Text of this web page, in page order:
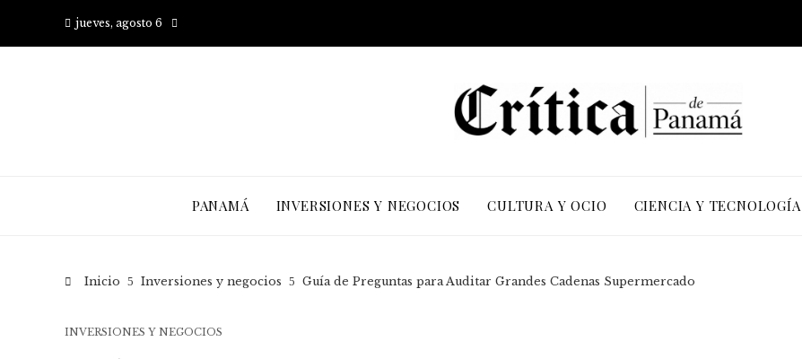
jueves, agosto 6
PANAMÁ INVERSIONES Y NEGOCIOS CULTURA Y OCIO CIENCIA Y TECNOLOGÍA
Inicio Inversiones y negocios Guía de Preguntas para Auditar Grandes Cadenas Supermercado
INVERSIONES Y NEGOCIOS